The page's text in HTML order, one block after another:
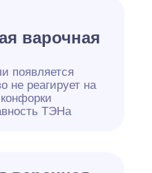
варочная
появляется
не реагирует на
ТЭНа